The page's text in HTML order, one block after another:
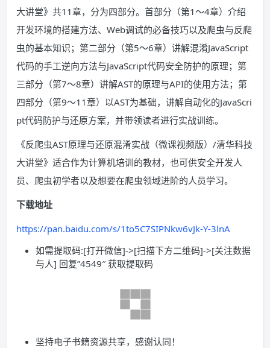
大讲堂》共11章，分为四部分。首部分（第1～4章）介绍
开发环境的搭建方法、Web调试的必备技巧以及爬虫与反爬
虫的基本知识；第二部分（第5～6章）讲解混淆JavaScript
代码的手工逆向方法与JavaScript代码安全防护的原理；第
三部分（第7～8章）讲解AST的原理与API的使用方法；第
四部分（第9～11章）以AST为基础，讲解自动化的JavaScri
pt代码防护与还原方案，并带领读者进行实战训练。
《反爬虫AST原理与还原混淆实战（微课视频版）/清华科技
大讲堂》适合作为计算机培训的教材，也可供安全开发人
员、爬虫初学者以及想要在爬虫领域进阶的人员学习。
下载地址
https://pan.baidu.com/s/1to5C7SIPNkw6vJk-Y-3lnA
如需提取码:[打开微信]->[扫描下方二维码]->[关注数据
与人] 回复”4549″ 获取提取码
坚持电子书籍资源共享，感谢认同！